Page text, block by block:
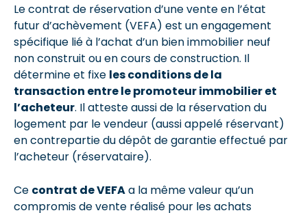
Le contrat de réservation d’une vente en l’état
futur d’achèvement (VEFA) est un engagement
spécifique lié à l’achat d’un bien immobilier neuf
non construit ou en cours de construction. Il
détermine et fixe les conditions de la
transaction entre le promoteur immobilier et
l’acheteur. Il atteste aussi de la réservation du
logement par le vendeur (aussi appelé réservant)
en contrepartie du dépôt de garantie effectué par
l’acheteur (réservataire).
Ce contrat de VEFAa la même valeur qu’un
compromis de vente réalisé pour les achats